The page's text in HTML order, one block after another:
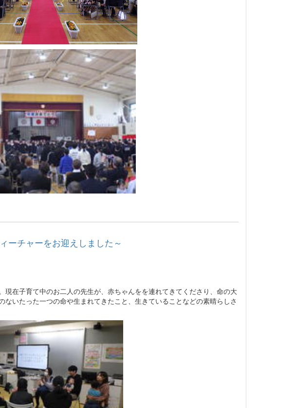
ーチャーをお迎えしました～
現在子育て中のお二人の先生が、赤ちゃんをを連れてきてくださり、命の大
いたった一つの命や生まれてきたこと、生きていることなどの素晴らしさ